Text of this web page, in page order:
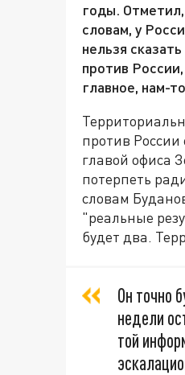
годы. Отметил,
словам, у
нельзя
против
главное, нам-
против
главой офиса
потерпеть
словам
"реальные
будет два.
Он точно
недели
той